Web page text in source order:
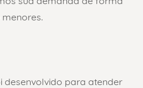
desenvolvido para atender